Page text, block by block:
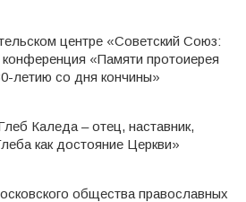
центре «Советский Союз:
«Памяти протоиерея
летию со дня кончины»
Каледа – отец, наставник,
как достояние Церкви»
общества православных